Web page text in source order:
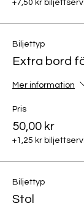
+7,50 kr
Biljettyp
Extra bord
Mer information
Pris
50,00 kr
+1,25 kr
Biljettyp
Stol